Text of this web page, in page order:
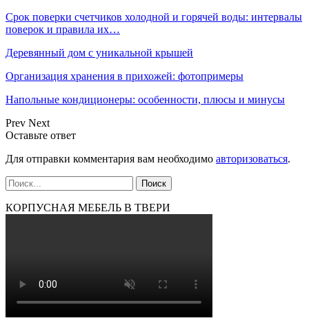
Срок поверки счетчиков холодной и горячей воды: интервалы
поверок и правила их…
Деревянный дом с уникальной крышей
Организация хранения в прихожей: фотопримеры
Напольные кондиционеры: особенности, плюсы и минусы
Prev Next
Оставьте ответ
Для отправки комментария вам необходимо авторизоваться.
КОРПУСНАЯ МЕБЕЛЬ В ТВЕРИ